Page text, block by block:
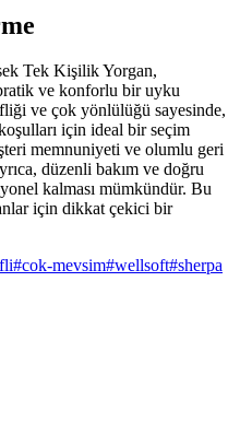
Tek Kişilik Yorgan,
ve konforlu bir uyku
ve çok yönlülüğü sayesinde,
için ideal bir seçim
memnuniyeti ve olumlu geri
düzenli bakım ve doğru
kalması mümkündür. Bu
için dikkat çekici bir
#cok-mevsim#wellsoft#sherpa